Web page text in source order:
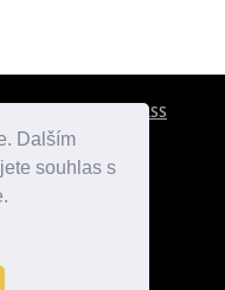
Dalším
souhlas s
RSS